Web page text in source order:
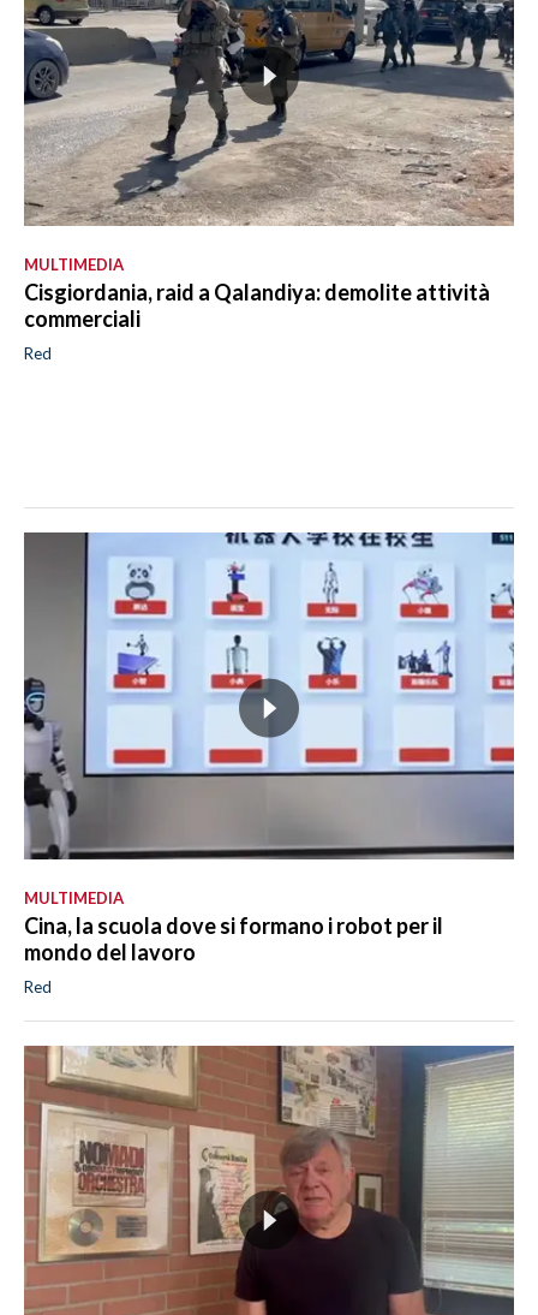
MULTIMEDIA
Cisgiordania, raid a Qalandiya: demolite attività
commerciali
Red
MULTIMEDIA
Cina, la scuola dove si formano i robot per il
mondo del lavoro
Red